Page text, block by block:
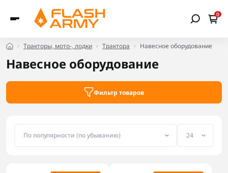
0
Тракторы, мото-, лодки Трактора Навесное оборудование
Навесное оборудование
Фильтр товаров